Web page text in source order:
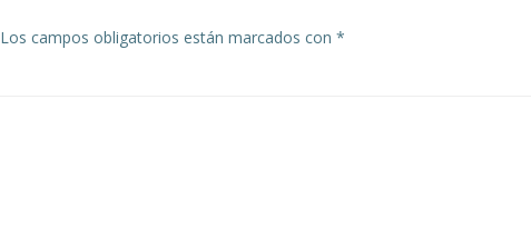
Los campos obligatorios están marcados con *